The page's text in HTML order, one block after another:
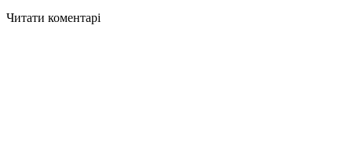
Читати коментарі